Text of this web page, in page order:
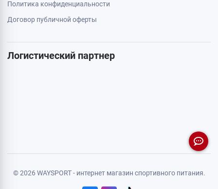
Политика конфиденциальности
Договор публичной оферты
Логистический партнер
© 2026 WAYSPORT - интернет магазин спортивного питания.